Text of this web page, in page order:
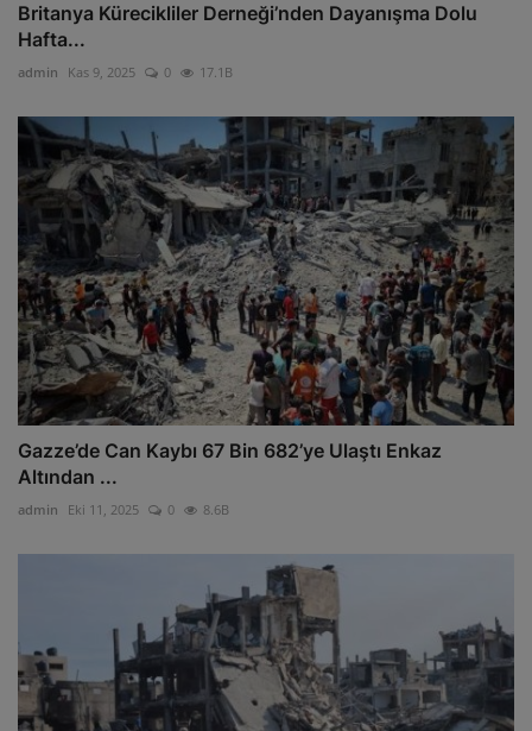
Britanya Kürecikliler Derneği’nden Dayanışma Dolu
Hafta...
admin Kas 9, 2025 0 17.1B
Gazze’de Can Kaybı 67 Bin 682’ye Ulaştı Enkaz
Altından ...
admin Eki 11, 2025 0 8.6B